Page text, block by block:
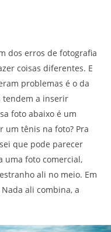
dos erros de fotografia
coisas diferentes. E
problemas é o da
tendem a inserir
foto abaixo é um
um tênis na foto? Pra
que pode parecer
uma foto comercial,
ali no meio. Em
ali combina, a